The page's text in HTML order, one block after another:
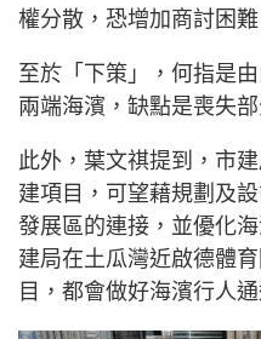
權分散，恐增加商討困難
至於「下策」，何指是
兩端海濱，缺點是喪失
此外，葉文祺提到，市
建項目，可望藉規劃及
發展區的連接，並優化
建局在土瓜灣近啟德體
目，都會做好海濱行人通